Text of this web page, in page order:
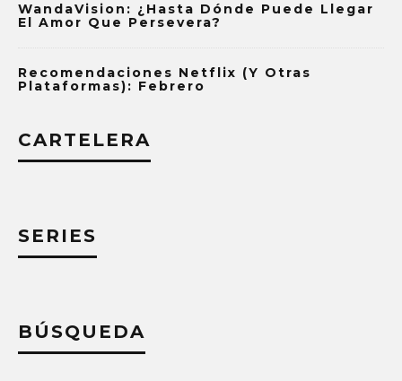
WandaVision: ¿Hasta Dónde Puede Llegar
El Amor Que Persevera?
Recomendaciones Netflix (y Otras
Plataformas): Febrero
CARTELERA
SERIES
BÚSQUEDA